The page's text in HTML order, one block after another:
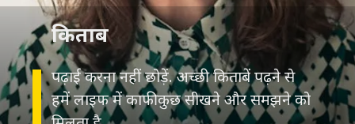
पढ़ाई करना नहीं छोड़ें. अच्छी किताबें पढ़ने से
हमें लाइफ में काफी कुछ सीखने और समझने को
किताब